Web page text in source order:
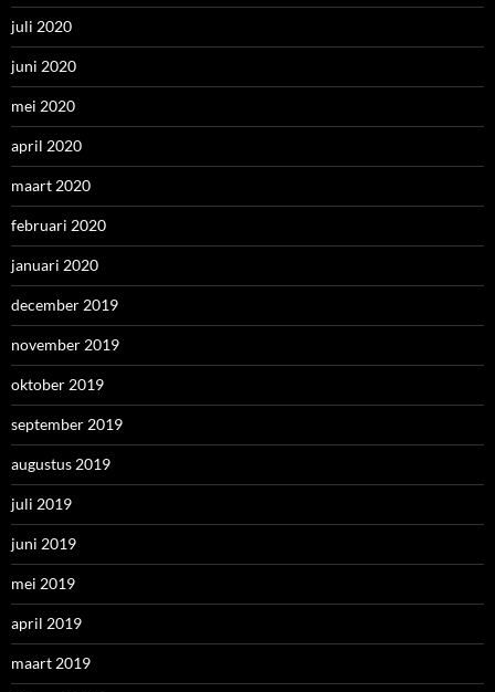
juli 2020
juni 2020
mei 2020
april 2020
maart 2020
februari 2020
januari 2020
december 2019
november 2019
oktober 2019
september 2019
augustus 2019
juli 2019
juni 2019
mei 2019
april 2019
maart 2019